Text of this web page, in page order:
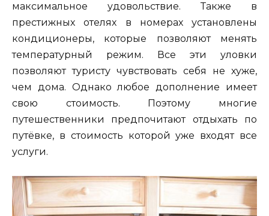
максимальное удовольствие. Также в
престижных отелях в номерах установлены
кондиционеры, которые позволяют менять
температурный режим. Все эти уловки
позволяют туристу чувствовать себя не хуже,
чем дома. Однако любое дополнение имеет
свою стоимость. Поэтому многие
путешественники предпочитают отдыхать по
путёвке, в стоимость которой уже входят все
услуги.